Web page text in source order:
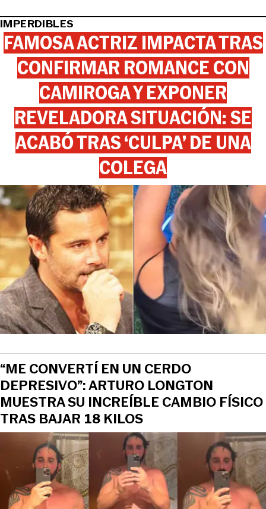
IMPERDIBLES
FAMOSA ACTRIZ IMPACTA TRAS
CONFIRMAR ROMANCE CON
CAMIROGA Y EXPONER
REVELADORA SITUACIÓN: SE
ACABÓ TRAS ‘CULPA’ DE UNA
COLEGA
“ME CONVERTÍ EN UN CERDO
DEPRESIVO”: ARTURO LONGTON
MUESTRA SU INCREÍBLE CAMBIO FÍSICO
TRAS BAJAR 18 KILOS